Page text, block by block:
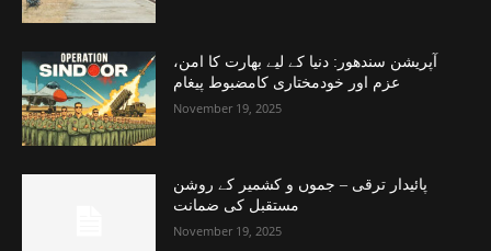
آپریشن سندھور: دنیا کے لیے بھارت کا امن،
عزم اور خودمختاری کامضبوط پیغام
November 19, 2025
پائیدار ترقی – جموں و کشمیر کے روشن
مستقبل کی ضمانت
November 19, 2025